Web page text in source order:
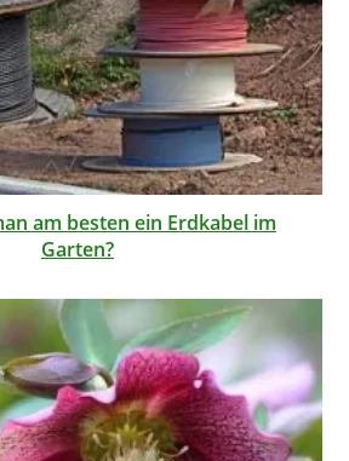
am besten ein Erdkabel im
Garten?